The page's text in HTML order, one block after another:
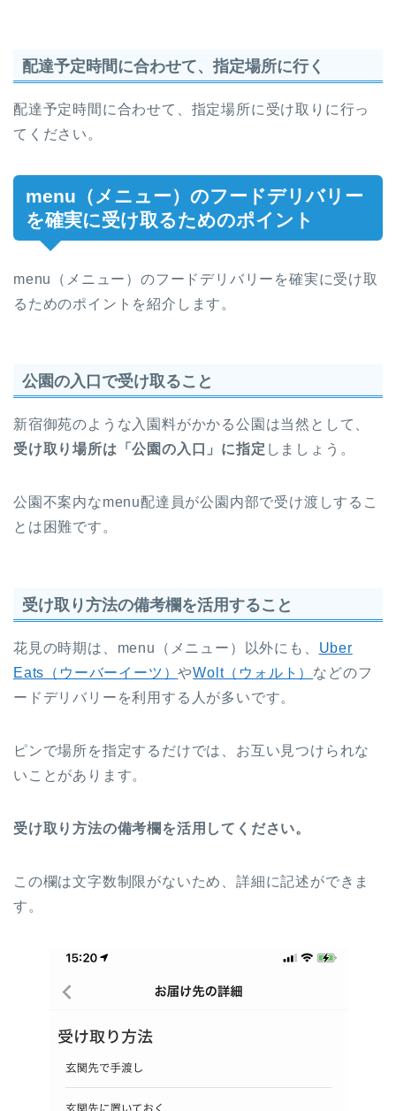
配達予定時間に合わせて、指定場所に行く
配達予定時間に合わせて、指定場所に受け取りに行っ
てください。
menu（メニュー）のフードデリバリー
を確実に受け取るためのポイント
menu（メニュー）のフードデリバリーを確実に受け取
るためのポイントを紹介します。
公園の入口で受け取ること
新宿御苑のような入園料がかかる公園は当然として、
受け取り場所は「公園の入口」に指定 しましょう。
公園不案内なmenu配達員が公園内部で受け渡しするこ
とは困難です。
受け取り方法の備考欄を活用すること
花見の時期は、menu（メニュー）以外にも、 Uber
Eats（ウーバーイーツ）やWolt（ウォルト） などのフ
ードデリバリーを利用する人が多いです。
ピンで場所を指定するだけでは、お互い見つけられな
いことがあります。
受け取り方法の備考欄を活用してください。
この欄は文字数制限がないため、詳細に記述ができま
す。